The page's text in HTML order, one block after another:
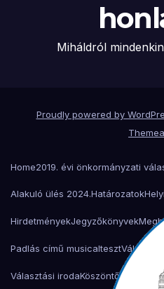
Miháldról
Proudly powered by
Home2019. évi önkormányzati
Alakuló ülés 2024.Határozatok
HirdetményekJegyzőkönyvek
Padlás című musicalteszt
Választási irodaKöszöntő